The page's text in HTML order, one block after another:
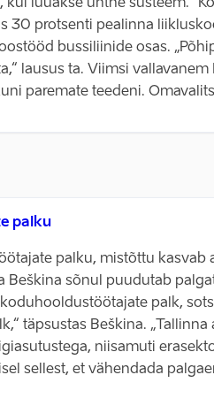
kui luuakse ühtne süsteem.“
30 protsenti pealinna
bussiliinide osas.
lausus ta. Viimsi
paremate teedeni.
palku
palku, mistõttu
Beškina sõnul puudutab
palk,
täpsustas Beškina.
niisamuti
sellest, et vähendada